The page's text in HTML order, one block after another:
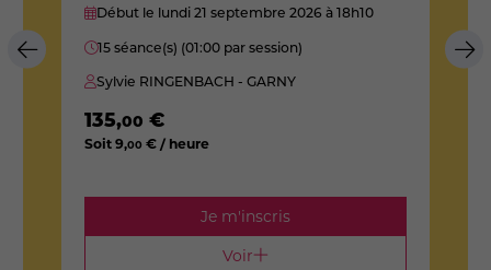
Début le lundi 21 septembre 2026 à 18h10
15 séance(s) (01:00 par session)
Sylvie RINGENBACH - GARNY
135,00 €
Soit9,00 € / heure
Je m'inscris
Voir